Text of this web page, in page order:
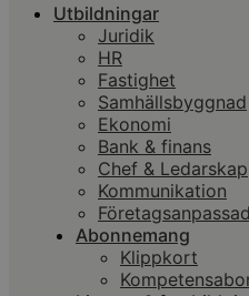
Utbildningar
Juridik
HR
Fastighet
Samhällsbyggnad
Ekonomi
Bank & finans
Chef & Ledarskap
Kommunikation
Abonnemang
Klippkort